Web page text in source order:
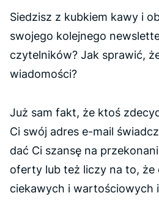
Siedzisz z kubkiem kawy i
swojego kolejnego
czytelników? Jak sprawić,
wiadomości?
Już sam fakt, że ktoś
Ci swój adres e-mail
dać Ci szansę na
oferty lub też liczy na to, że
ciekawych i wartościowych